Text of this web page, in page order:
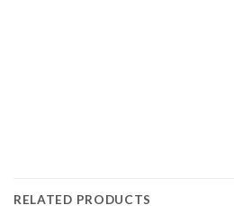
RELATED PRODUCTS